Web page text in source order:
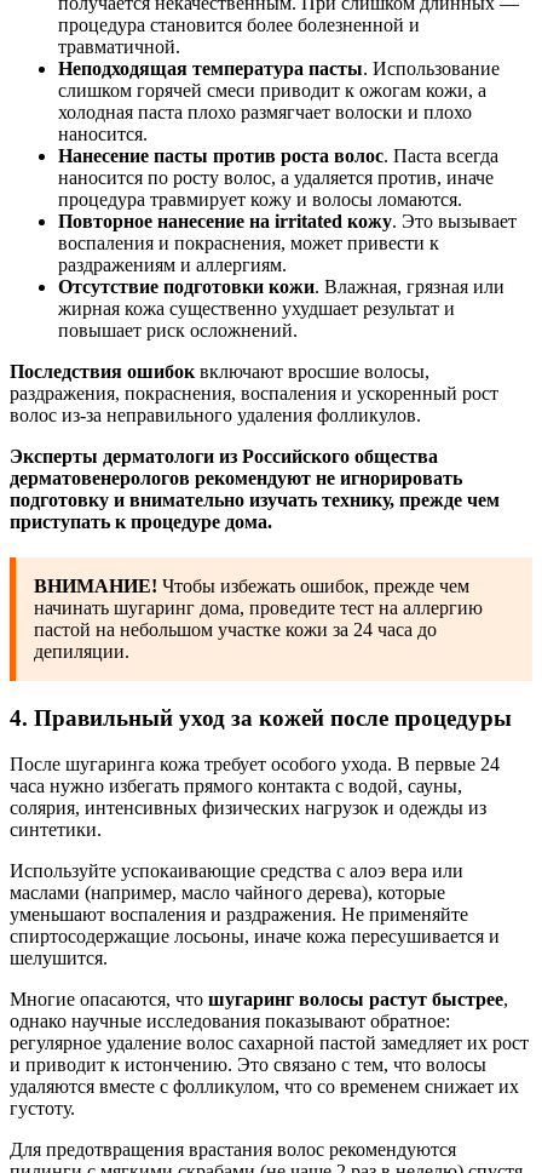
процедура становится более болезненной и
травматичной.
Неподходящая температура пасты. Использование
слишком горячей смеси приводит к ожогам кожи, а
холодная паста плохо размягчает волоски и плохо
наносится.
Нанесение пасты против роста волос. Паста всегда
наносится по росту волос, а удаляется против, иначе
процедура травмирует кожу и волосы ломаются.
Повторное нанесение на irritated кожу. Это вызывает
воспаления и покраснения, может привести к
раздражениям и аллергиям.
Отсутствие подготовки кожи. Влажная, грязная или
жирная кожа существенно ухудшает результат и
повышает риск осложнений.
Последствия ошибок включают вросшие волосы,
раздражения, покраснения, воспаления и ускоренный рост
волос из-за неправильного удаления фолликулов.
Эксперты дерматологи из Российского общества
дерматовенерологов рекомендуют не игнорировать
подготовку и внимательно изучать технику, прежде чем
приступать к процедуре дома.
ВНИМАНИЕ! Чтобы избежать ошибок, прежде чем
начинать шугаринг дома, проведите тест на аллергию
пастой на небольшом участке кожи за 24 часа до
депиляции.
4. Правильный уход за кожей после процедуры
После шугаринга кожа требует особого ухода. В первые 24
часа нужно избегать прямого контакта с водой, сауны,
солярия, интенсивных физических нагрузок и одежды из
синтетики.
Используйте успокаивающие средства с алоэ вера или
маслами (например, масло чайного дерева), которые
уменьшают воспаления и раздражения. Не применяйте
спиртосодержащие лосьоны, иначе кожа пересушивается и
шелушится.
Многие опасаются, что шугаринг волосы растут быстрее,
однако научные исследования показывают обратное:
регулярное удаление волос сахарной пастой замедляет их рост
и приводит к истончению. Это связано с тем, что волосы
удаляются вместе с фолликулом, что со временем снижает их
густоту.
Для предотвращения врастания волос рекомендуются